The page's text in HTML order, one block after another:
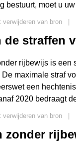
bestuurt, moet u
verwijderen van bron
de straffen
rijbewijs is een
De maximale straf
een
2020 bedraagt
verwijderen van bron
zonder